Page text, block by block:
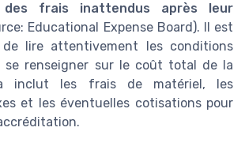
frais inattendus après leur
Educational Expense Board). Il est
lire attentivement les conditions
se renseigner sur le coût total de la
inclut les frais de matériel, les
et les éventuelles cotisations pour